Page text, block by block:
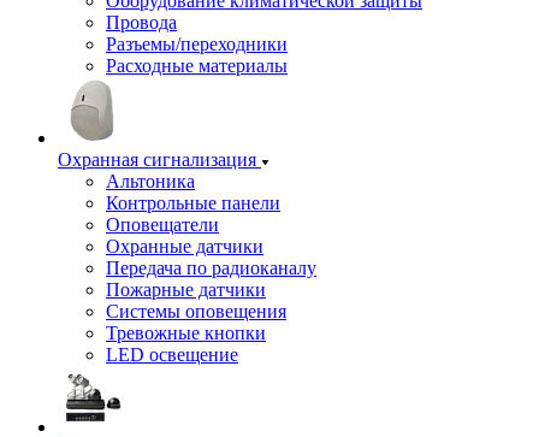
Провода
Разъемы/переходники
Расходные материалы
Охранная сигнализация
Альтоника
Контрольные панели
Оповещатели
Охранные датчики
Передача по радиоканалу
Пожарные датчики
Системы оповещения
Тревожные кнопки
LED освещение